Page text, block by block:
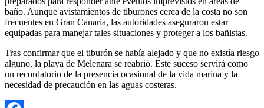
baño. Aunque avistamientos de tiburones cerca de la costa no son
frecuentes en Gran Canaria, las autoridades aseguraron estar
equipadas para manejar tales situaciones y proteger a los bañistas.
Tras confirmar que el tiburón se había alejado y que no existía riesgo
alguno, la playa de Melenara se reabrió. Este suceso servirá como
un recordatorio de la presencia ocasional de la vida marina y la
necesidad de precaución en las aguas costeras.